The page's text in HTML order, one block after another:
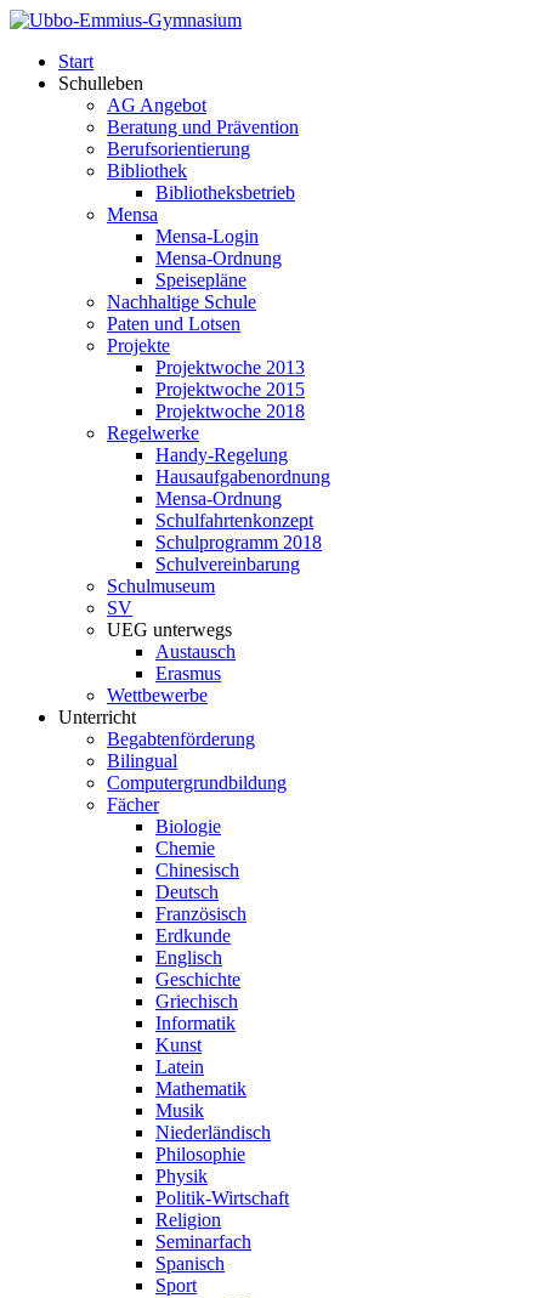
Start
Schulleben
AG Angebot
Beratung und Prävention
Berufsorientierung
Bibliothek
Bibliotheksbetrieb
Mensa
Mensa-Login
Mensa-Ordnung
Speisepläne
Nachhaltige Schule
Paten und Lotsen
Projekte
Projektwoche 2013
Projektwoche 2015
Projektwoche 2018
Regelwerke
Handy-Regelung
Hausaufgabenordnung
Mensa-Ordnung
Schulfahrtenkonzept
Schulprogramm 2018
Schulvereinbarung
Schulmuseum
SV
UEG unterwegs
Austausch
Erasmus
Wettbewerbe
Unterricht
Begabtenförderung
Bilingual
Computergrundbildung
Fächer
Biologie
Chemie
Chinesisch
Deutsch
Französisch
Erdkunde
Englisch
Geschichte
Griechisch
Informatik
Kunst
Latein
Mathematik
Musik
Niederländisch
Philosophie
Physik
Politik-Wirtschaft
Religion
Seminarfach
Spanisch
Sport